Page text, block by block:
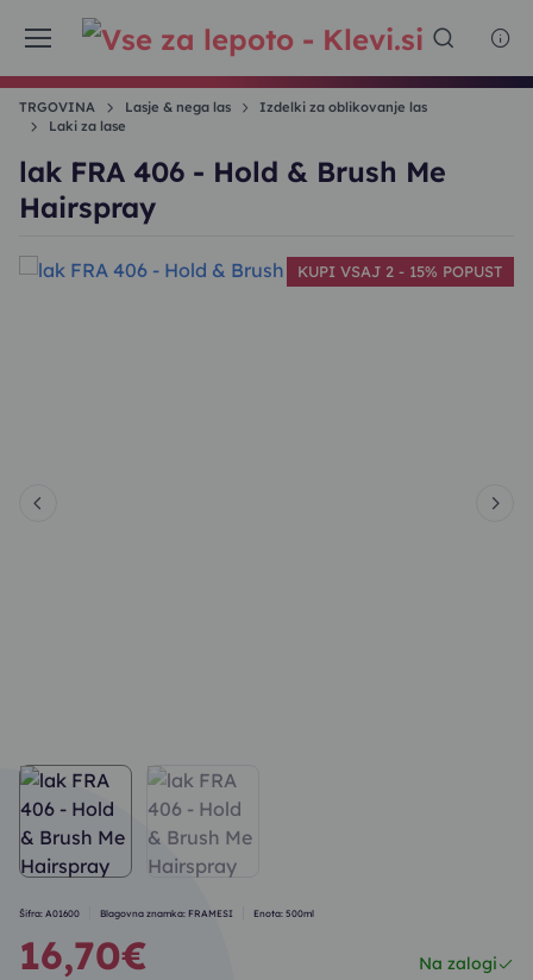
TRGOVINA Lasje & nega las
Izdelki za oblikovanje las
Laki za lase
lak FRA 406 - Hold & Brush Me
Hairspray
KUPI VSAJ 2 - 15% POPUST
Šifra: A01600 Blagovna znamka: FRAMESI Enota: 500ml
16,70€ Na zalogi